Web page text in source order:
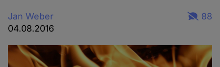
Jan Weber
04.08.2016
88